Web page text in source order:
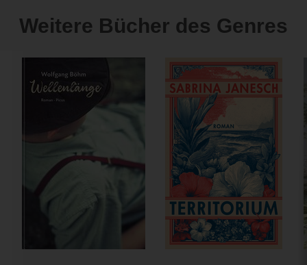
Weitere Bücher des Genres